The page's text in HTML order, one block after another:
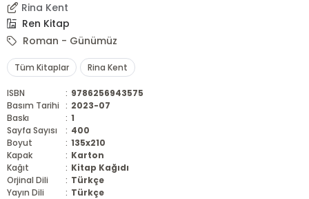
Rina Kent
Ren Kitap
Roman - Günümüz
Tüm Kitaplar Rina Kent
ISBN : 9786256943575
Basım Tarihi : 2023-07
Baskı
: 1
Sayfa Sayısı
: 400
Boyut
: 135x210
Kapak
: Karton
Kağıt
: Kitap Kağıdı
Orjinal Dili
: Türkçe
Yayın Dili
: Türkçe